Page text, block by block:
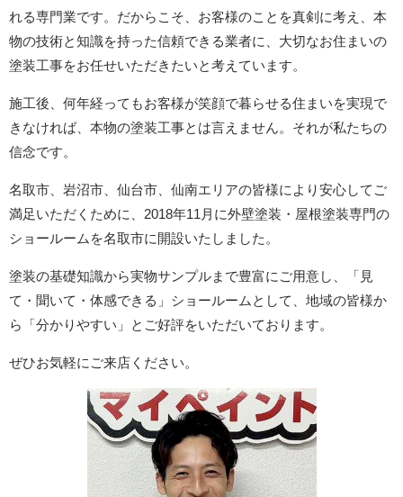
れる専門業です。だからこそ、お客様のことを真剣に考え、本
物の技術と知識を持った信頼できる業者に、大切なお住まいの
塗装工事をお任せいただきたいと考えています。
施工後、何年経ってもお客様が笑顔で暮らせる住まいを実現で
きなければ、本物の塗装工事とは言えません。それが私たちの
信念です。
名取市、岩沼市、仙台市、仙南エリアの皆様により安心してご
満足いただくために、2018年11月に外壁塗装・屋根塗装専門の
ショールームを名取市に開設いたしました。
塗装の基礎知識から実物サンプルまで豊富にご用意し、「見
て・聞いて・体感できる」ショールームとして、地域の皆様か
ら「分かりやすい」とご好評をいただいております。
ぜひお気軽にご来店ください。